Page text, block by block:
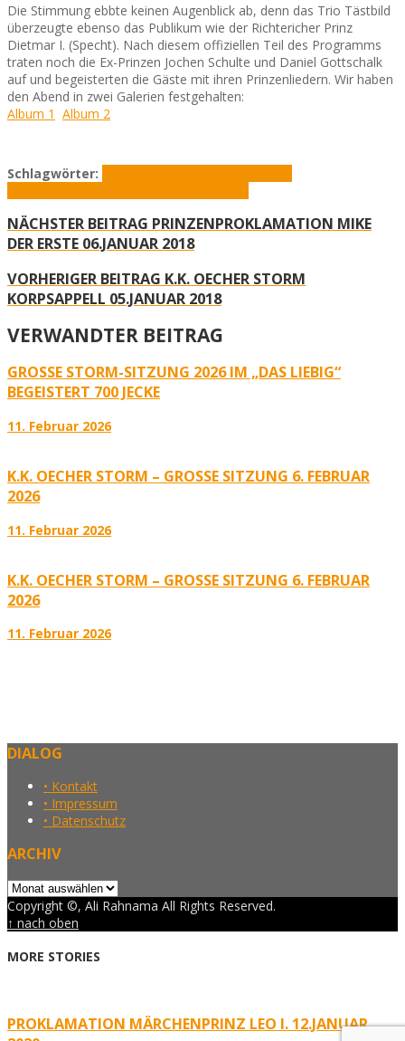
Die Stimmung ebbte keinen Augenblick ab, denn das Trio Tästbild
überzeugte ebenso das Publikum wie der Richtericher Prinz
Dietmar I. (Specht). Nach diesem offiziellen Teil des Programms
traten noch die Ex-Prinzen Jochen Schulte und Daniel Gottschalk
auf und begeisterten die Gäste mit ihren Prinzenliedern. Wir haben
den Abend in zwei Galerien festgehalten:
Album 1 Album 2
Schlagwörter:
NÄCHSTER BEITRAG PRINZENPROKLAMATION MIKE
DER ERSTE 06.JANUAR 2018
VORHERIGER BEITRAG K.K. OECHER STORM
KORPSAPPELL 05.JANUAR 2018
VERWANDTER BEITRAG
GROSSE STORM-SITZUNG 2026 IM „DAS LIEBIG“ B
EGEISTERT 700 JECKE
11. Februar 2026
K.K. OECHER STORM – GROSSE SITZUNG 6. FEBRUAR 2
026
11. Februar 2026
K.K. OECHER STORM – GROSSE SITZUNG 6. FEBRUAR 2
026
11. Februar 2026
DIALOG
• Kontakt
• Impressum
• Datenschutz
ARCHIV
Archiv
Copyright ©, Ali Rahnama All Rights Reserved.
↑ nach oben
MORE STORIES
PROKLAMATION MÄRCHENPRINZ LEO I. 12.JANUAR